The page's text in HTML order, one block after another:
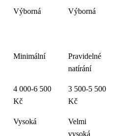
Výborná Výborná
Minimální
Pravidelné
natírání
4 000-6 500
Kč
3 500-5 500
Kč
Vysoká
Velmi
vysoká